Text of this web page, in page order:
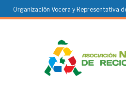
Organización Vocera y Representativa